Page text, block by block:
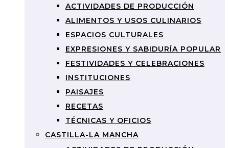
ACTIVIDADES DE PRODUCCIÓN
ALIMENTOS Y USOS CULINARIOS
ESPACIOS CULTURALES
EXPRESIONES Y SABIDURÍA POPULAR
FESTIVIDADES Y CELEBRACIONES
INSTITUCIONES
PAISAJES
RECETAS
TÉCNICAS Y OFICIOS
CASTILLA-LA MANCHA